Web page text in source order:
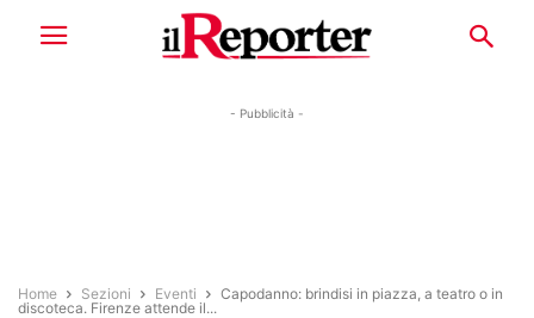
- Pubblicità -
Home Sezioni Eventi
Capodanno: brindisi in piazza, a teatro o in
discoteca. Firenze attende il...